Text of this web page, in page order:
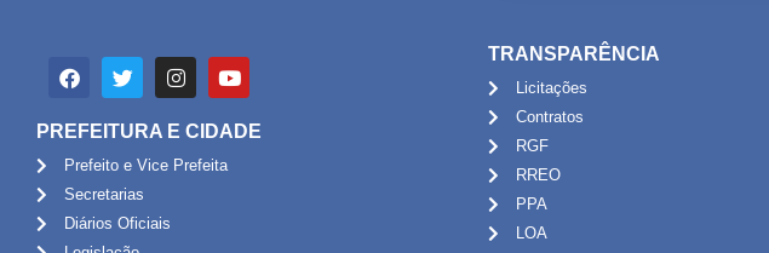
PREFEITURA E CIDADE
Prefeito e Vice Prefeita
Secretarias
Diários Oficiais
TRANSPARÊNCIA
Licitações
Contratos
RGF
RREO
PPA
LOA